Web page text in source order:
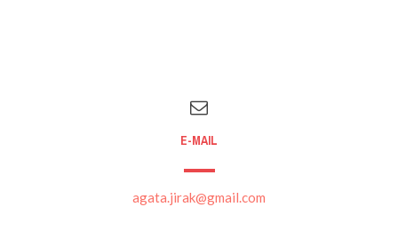
E-MAIL
agata.jirak@gmail.com